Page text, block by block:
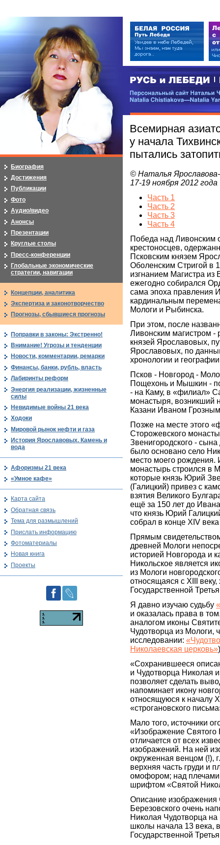
РУСЬ и ЛЕБЕДИ | RUSI —
Персональный сайт Натальи
Всемирная
у начала
пытались
© Наталья
17-19 ноября 2012 года
Часть 1
Часть 2
Часть 3
Часть 4
Победа над Ливонским
крестоносцев,
Псковским князем
Оболенским Стригой в
изгнанием Магистра из
ежегодно собирался
сама эпоха правления
кардинальным
Мологи и Рыбинска.
При этом, после
Ливонским магистром -
князей Ярославовых,
Ярославовых, по
хронологии и
Псков - Новгород -
Пощехонь и Мышкин -
- на Каму, в «филиал»
монастыря, возникший
Казани Иваном
Позже на месте этого
Сторожевского
Звенигородского -
было основано село
место моего рождения.
монастырь строился в
которые князь Юрий
(Галицкий) привез с
взятия Великого
ещё за 150 лет до
что князь Юрий
собрал в конце XIV
Прямым
древней Мологи
историей Новгорода и
Никольское является
из Мологи
относящаяся с XIII
Государственной
Я давно изучаю судьбу
и оказалась права в
аналогом иконы
Чудотворца из Мологи,
исследовании:
Николаевская церковь»)
«Сохранившееся
и Чудотворца Николая
позволяет сделать
напоминает икону
относящуюся к началу
«строгановского
Мало того, источники
«Изображение Святого
отличается от всех
изображений. На ней
окруженная венцом (!),
верхняя часть груди и
омофором; над плечами
шрифтом «Святой
Описание изображения
Березовского очень
Николая Чудотворца на
школы начала 13 века,
Государственной
Биография
Достижения
Публикации
Фото
Аудио/видео
Анонсы
Презентации
Круглые столы
Пресс-конференции
Глобальные экономические
стратегии, навигации
Концепции, аналитика
Экспертиза и законотворчество
Прогнозы, сбывшиеся прогнозы
Поправки в законы: Экстренно!
Внимание! Угрозы и тенденции
Новости, комментарии, ремарки
Финансы, банки, рубль, власть
Лабиринты реформ
Энергия реализации, жизненные
силы
Невидимые войны 21 века
Ходоки
Мировой рынок нефти и газа
История Ярославовых. Камень и
вода
Афоризмы 21 века
«Умное кафе»
Карта сайта
Обратная связь
Тема для размышлений
Прислать информацию
Фотоматериалы
Новая книга
Проекты